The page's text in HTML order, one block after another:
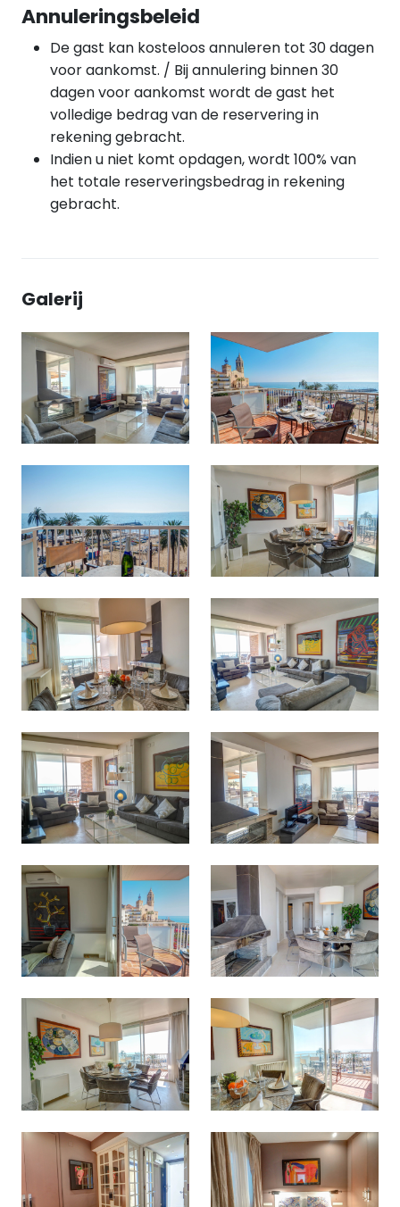
Annuleringsbeleid
De gast kan kosteloos annuleren tot 30 dagen
voor aankomst. / Bij annulering binnen 30
dagen voor aankomst wordt de gast het
volledige bedrag van de reservering in
rekening gebracht.
Indien u niet komt opdagen, wordt 100% van
het totale reserveringsbedrag in rekening
gebracht.
Galerij